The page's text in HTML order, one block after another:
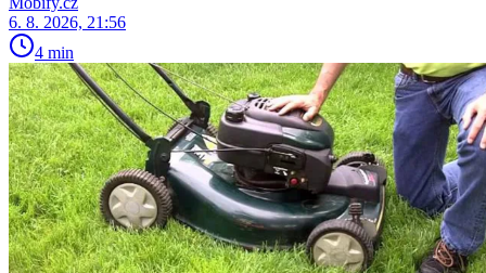
6. 8. 2026, 21:56
4 min